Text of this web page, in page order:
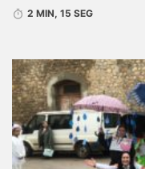
2 MIN, 15 SEG